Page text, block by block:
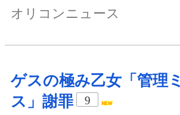
オリコンニュース
ゲスの極み乙女「管理ミ
ス」謝罪
9